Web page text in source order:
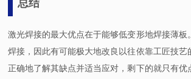
总结
激光焊接的最大优点在于能够低变形地焊接薄板
焊接，因此有可能极大地改良以往依靠工匠技艺
正确地了解其缺点并适当应对，剩下的就只有优